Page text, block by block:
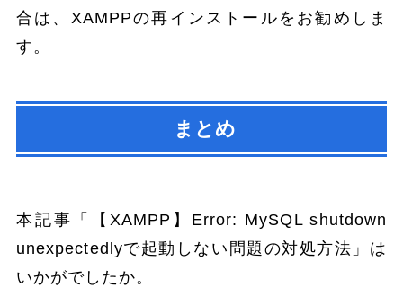
合は、XAMPPの再インストールをお勧めしま
す。
まとめ
本記事「【XAMPP】Error: MySQL shutdown
unexpectedlyで起動しない問題の対処方法」は
いかがでしたか。